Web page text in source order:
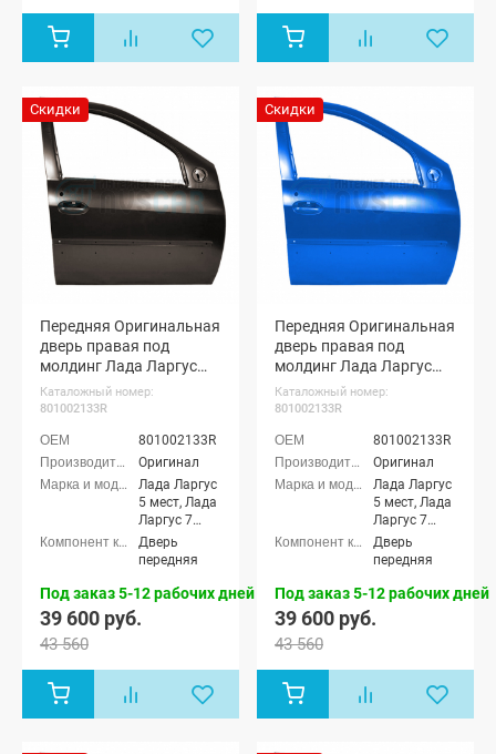
Скидки
Передняя Оригинальная
дверь правая под
молдинг Лада Ларгус
(Брюн 250)
Каталожный номер:
801002133R
801002133R
Оригинал
Лада Ларгус
5 мест, Лада
Ларгус 7
мест, Лада
Ларгус
мест, Лада
Кросс 7 мест
Дверь
передняя
Под заказ 5-12 рабочих дней
39 600 руб.
43 560
Скидки
Передняя Оригинальная
дверь правая под
молдинг Лада Ларгус
(Лазурно-синий 498)
Каталожный номер:
801002133R
801002133R
Оригинал
Лада Ларгус
5 мест, Лада
Ларгус 7
мест, Лада
Ларгус
мест, Лада
Кросс 7 мест
Дверь
передняя
Под заказ 5-12 рабочих дней
39 600 руб.
43 560